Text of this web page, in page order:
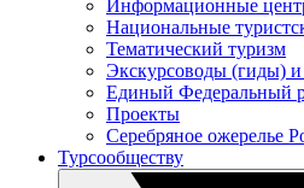
Информационные
Национальные
Тематический туризм
Экскурсоводы (гиды)
Единый Федеральный
Проекты
Серебряное ожерелье
Турсообществу